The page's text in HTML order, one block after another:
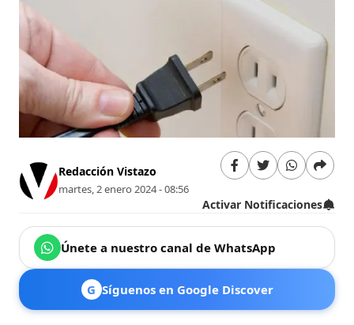
Redacción Vistazo
martes, 2 enero 2024 - 08:56
Activar Notificaciones
Únete a nuestro canal de WhatsApp
G Síguenos en Google Discover